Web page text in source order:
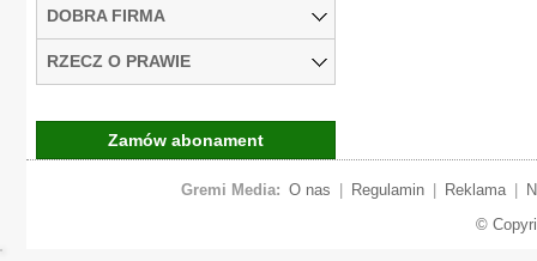
DOBRA FIRMA
RZECZ O PRAWIE
Zamów abonament
Gremi Media: O nas Regulamin Reklama
©